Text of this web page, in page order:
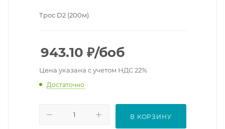
Трос D2 (200м)
943.10 ₽/боб
Цена указана с учетом НДС 22%
Достаточно
В КОРЗИНУ